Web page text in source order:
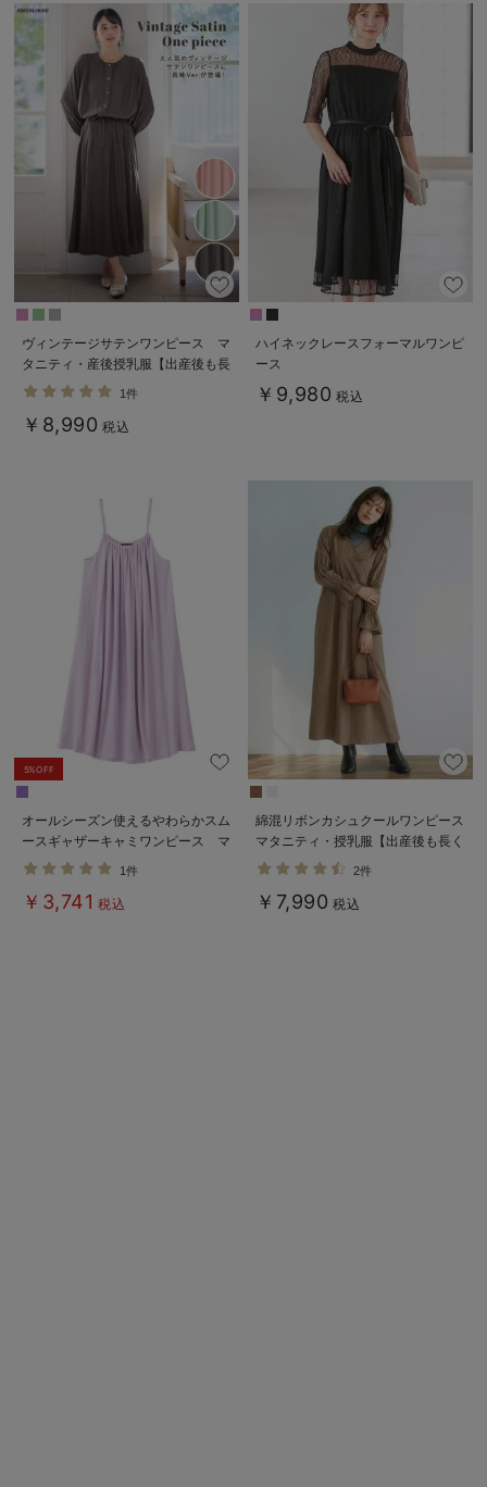
ヴィンテージサテンワンピース マ
タニティ・産後授乳服【出産後も長
く使える】
1件
￥8,990 税込
ハイネックレースフォーマルワンピ
ース
￥9,980 税込
5%OFF
オールシーズン使えるやわらかスム
ースギャザーキャミワンピース マ
タニティ・授乳服【出産後も長く使
1件
￥3,741 税込
綿混リボンカシュクールワンピース
マタニティ・授乳服【出産後も長く
使える】
2件
￥7,990 税込